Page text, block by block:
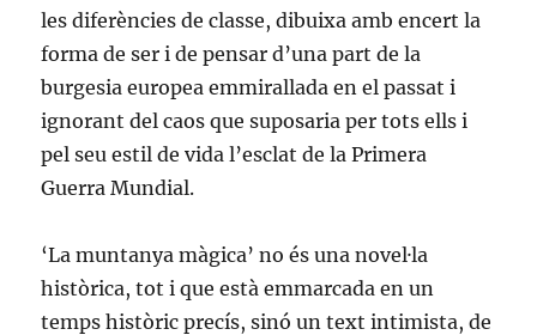
les diferències de classe, dibuixa amb encert la
forma de ser i de pensar d’una part de la
burgesia europea emmirallada en el passat i
ignorant del caos que suposaria per tots ells i
pel seu estil de vida l’esclat de la Primera
Guerra Mundial.
‘La muntanya màgica’ no és una novel·la
històrica, tot i que està emmarcada en un
temps històric precís, sinó un text intimista, de